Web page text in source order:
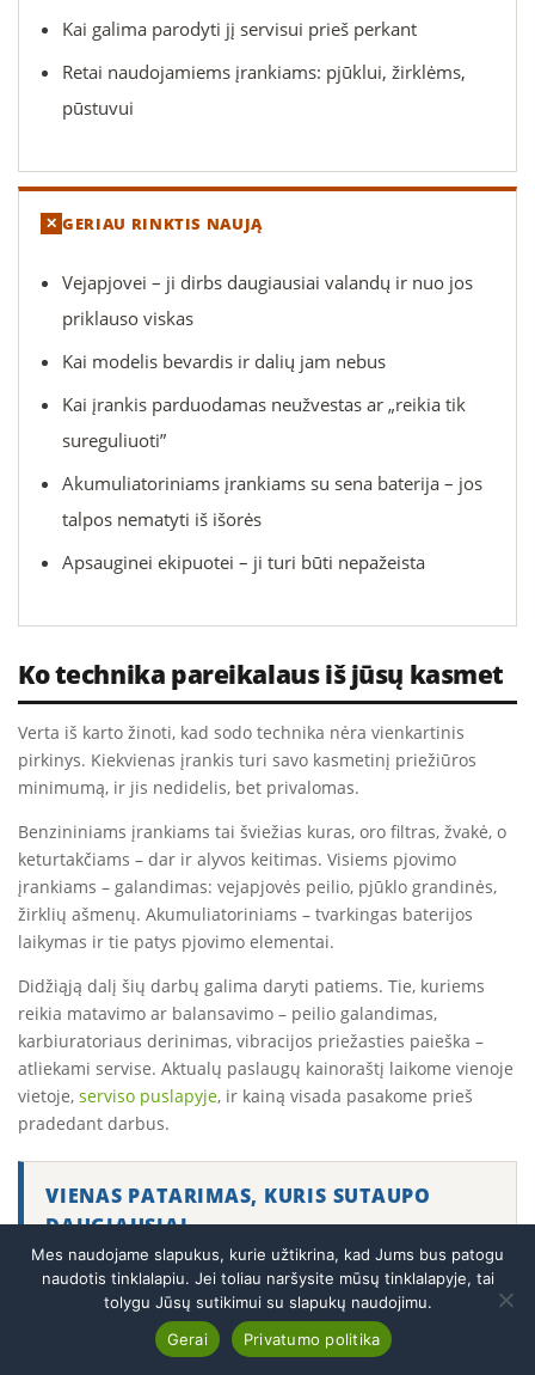
Kai galima parodyti jį servisui prieš perkant
Retai naudojamiems įrankiams: pjūklui, žirklėms,
pūstuvui
GERIAU RINKTIS NAUJĄ
Vejapjovei – ji dirbs daugiausiai valandų ir nuo jos
priklauso viskas
Kai modelis bevardis ir dalių jam nebus
Kai įrankis parduodamas neužvestas ar „reikia tik
sureguliuoti”
Akumuliatoriniams įrankiams su sena baterija – jos
talpos nematyti iš išorės
Apsauginei ekipuotei – ji turi būti nepažeista
Ko technika pareikalaus iš jūsų kasmet
Verta iš karto žinoti, kad sodo technika nėra vienkartinis
pirkinys. Kiekvienas įrankis turi savo kasmetinį priežiūros
minimumą, ir jis nedidelis, bet privalomas.
Benzininiams įrankiams tai šviežias kuras, oro filtras, žvakė, o
keturtakčiams – dar ir alyvos keitimas. Visiems pjovimo
įrankiams – galandimas: vejapjovės peilio, pjūklo grandinės,
žirklių ašmenų. Akumuliatoriniams – tvarkingas baterijos
laikymas ir tie patys pjovimo elementai.
Didžiąją dalį šių darbų galima daryti patiems. Tie, kuriems
reikia matavimo ar balansavimo – peilio galandimas,
karbiuratoriaus derinimas, vibracijos priežasties paieška –
atliekami servise. Aktualų paslaugų kainoraštį laikome vienoje
vietoje, serviso puslapyje, ir kainą visada pasakome prieš
pradedant darbus.
VIENAS PATARIMAS, KURIS SUTAUPO
DAUGIAUSIAI
Neperkite viso arsenalo pirmą pavasarį. Nupirkite
vejapjovę ir trimerį, praleiskite sezoną ir tik tada
pirkite toliau. Beveik visi, kurie taip padarė, sako,
kad antrais metais jų sąrašas buvo kitoks, nei
Atsisakyti sutarties
Mes naudojame slapukus, kurie užtikrina, kad Jums bus patogu
naudotis tinklalapiu. Jei toliau naršysite mūsų tinklalapyje, tai
tolygu Jūsų sutikimui su slapukų naudojimu.
Gerai
Privatumo politika